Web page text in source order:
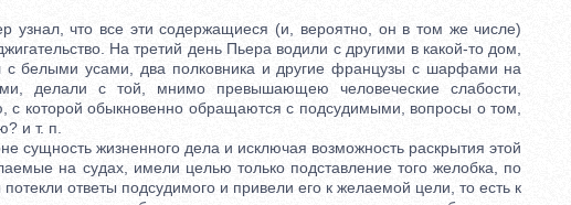
что все эти содержащиеся (и, вероятно, он в том же числе)
На третий день Пьера водили с другими в какой-то дом,
с белыми усами, два полковника и другие французы с шарфами на
делали с той, мнимо превышающею человеческие слабости,
с которой обыкновенно обращаются с подсудимыми, вопросы о том,
и т. п.
сущность жизненного дела и исключая возможность раскрытия этой
на судах, имели целью только подставление того желобка, по
ответы подсудимого и привели его к желаемой цели, то есть к